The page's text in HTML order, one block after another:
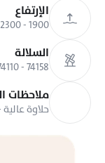
الإرتفاع
1900 - 2300
السلالة
- 74158
ملاحظات
حلاوة